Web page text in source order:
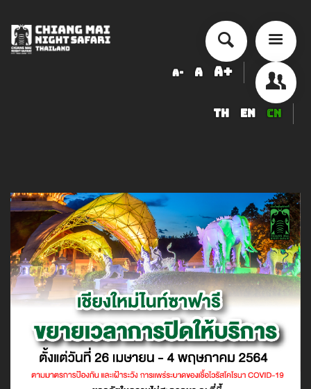
A- A A+
TH EN CN
安排活动
精品度假酒店
食品与饮品
纪念品店
服務項目
清邁夜間野生動物園的動物信息
采购
职位招聘新闻